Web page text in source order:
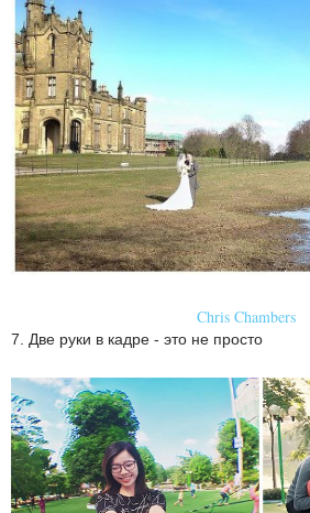
Chris Chambers
7. Две руки в кадре - это не просто